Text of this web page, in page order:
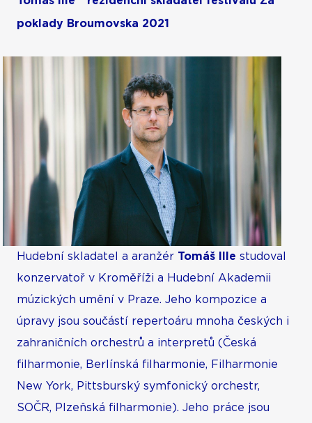
poklady Broumovska 2021
Hudební skladatel a aranžér Tomáš Ille studoval
konzervatoř v Kroměříži a Hudební Akademii
múzických umění v Praze. Jeho kompozice a
úpravy jsou součástí repertoáru mnoha českých i
zahraničních orchestrů a interpretů (Česká
filharmonie, Berlínská filharmonie, Filharmonie
New York, Pittsburský symfonický orchestr,
SOČR, Plzeňská filharmonie). Jeho práce jsou